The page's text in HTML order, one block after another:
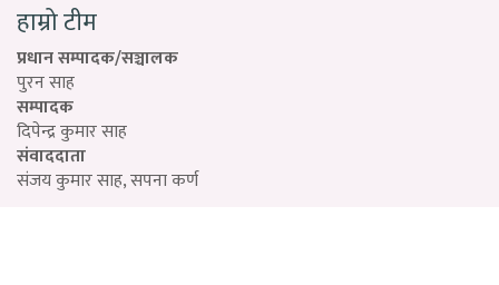
हाम्रो टीम
प्रधान सम्पादक/सञ्चालक
पुरन साह
सम्पादक
दिपेन्द्र कुमार साह
संवाददाता
संजय कुमार साह, सपना कर्ण